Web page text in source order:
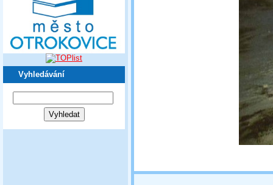
Vyhledávání